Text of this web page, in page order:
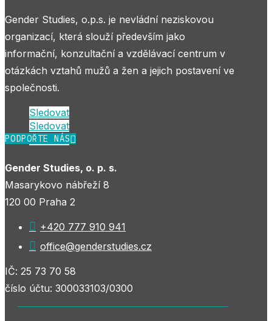
Gender Studies, o.p.s. je nevládní neziskovou
organizací, která slouží především jako
informační, konzultační a vzdělávací centrum v
otázkách vztahů mužů a žen a jejich postavení ve
společnosti.
Sledovat
Sledovat
Sledovat
PODPOŘTE NÁS
Gender Studies, o. p. s.
Masarykovo nábřeží 8
120 00 Praha 2
 +420 777 910 941
 office@genderstudies.cz
IČ: 25 73 70 58
číslo účtu: 300033103/0300